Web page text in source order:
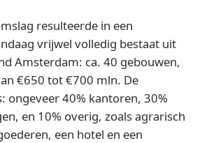
resulteerde in een
vrijwel volledig bestaat uit
Amsterdam: ca. 40 gebouwen,
€650 tot €700 mln. De
ongeveer 40% kantoren, 30%
en 10% overig, zoals agrarisch
een hotel en een